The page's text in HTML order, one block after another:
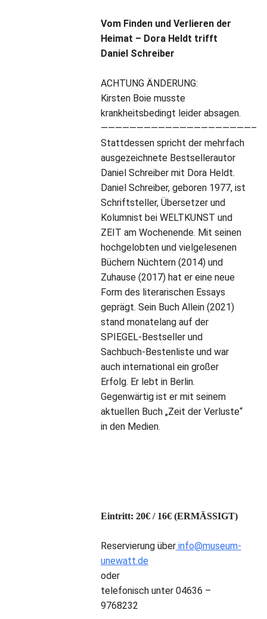
Vom Finden und Verlieren der
Heimat – Dora Heldt trifft
Daniel Schreiber
ACHTUNG ÄNDERUNG:
Kirsten Boie musste
krankheitsbedingt leider absagen.
—————————————————————–
Stattdessen spricht der mehrfach
ausgezeichnete Bestsellerautor
Daniel Schreiber mit Dora Heldt.
Daniel Schreiber, geboren 1977, ist
Schriftsteller, Übersetzer und
Kolumnist bei WELTKUNST und
ZEIT am Wochenende. Mit seinen
hochgelobten und vielgelesenen
Büchern Nüchtern (2014) und
Zuhause (2017) hat er eine neue
Form des literarischen Essays
geprägt. Sein Buch Allein (2021)
stand monatelang auf der
SPIEGEL-Bestseller und
Sachbuch-Bestenliste und war
auch international ein großer
Erfolg. Er lebt in Berlin.
Gegenwärtig ist er mit seinem
aktuellen Buch „Zeit der Verluste“
in den Medien.
Eintritt: 20€ / 16€ (ERMÄSSIGT)
Reservierung überinfo@museum-
unewatt.de
oder
telefonisch unter 04636 –
9768232